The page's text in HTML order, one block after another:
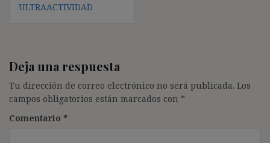
ULTRAACTIVIDAD
Deja una respuesta
Tu dirección de correo electrónico no será publicada. Los
campos obligatorios están marcados con *
Comentario *